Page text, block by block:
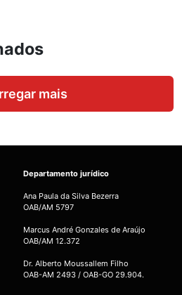
mais
Departamento jurídico
Ana Paula da Silva Bezerra
OAB/AM 5797
Marcus André Gonzales de Araújo
OAB/AM 12.372
Dr. Alberto Moussallem Filho
OAB-AM 2493 / OAB-GO 29.904.